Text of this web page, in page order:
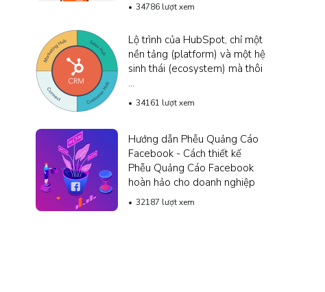
34786 lượt xem
Lộ trình của HubSpot, chỉ một
nền tảng (platform) và một hệ
sinh thái (ecosystem) mà thôi
...
34161 lượt xem
Hướng dẫn Phễu Quảng Cáo
Facebook - Cách thiết kế
Phễu Quảng Cáo Facebook
hoàn hảo cho doanh nghiệp
32187 lượt xem